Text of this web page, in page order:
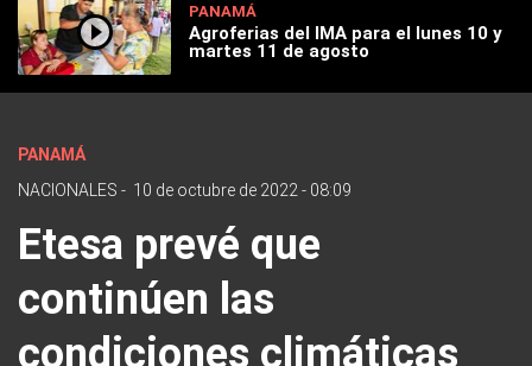
PANAMÁ
Agroferias del IMA para el lunes 10 y
martes 11 de agosto
PANAMÁ
NACIONALES - 10 de octubre de 2022 - 08:09
Etesa prevé que
continúen las
condiciones climáticas